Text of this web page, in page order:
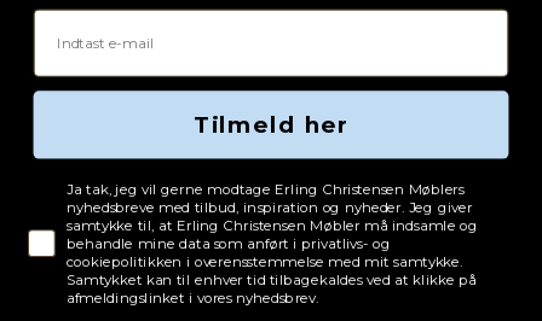
Email
Tilmeld her
Tjekboks samtykke
Ja tak, jeg vil gerne modtage Erling Christensen Møblers
nyhedsbreve med tilbud, inspiration og nyheder. Jeg giver
samtykke til, at Erling Christensen Møbler må indsamle og
behandle mine data som anført i privatlivs- og
cookiepolitikken i overensstemmelse med mit samtykke.
Samtykket kan til enhver tid tilbagekaldes ved at klikke på
afmeldingslinket i vores nyhedsbrev.